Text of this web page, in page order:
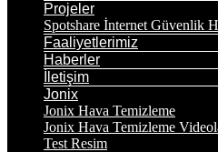
Projeler
Spotshare İnternet Güvenlik
Faaliyetlerimiz
Haberler
İletişim
Jonix
Jonix Hava Temizleme
Jonix Hava Temizleme
Test Resim